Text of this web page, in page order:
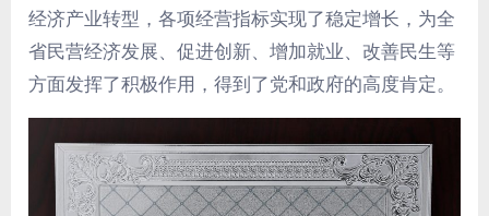
经济产业转型，各项经营指标实现了稳定增长，为全
省民营经济发展、促进创新、增加就业、改善民生等
方面发挥了积极作用，得到了党和政府的高度肯定。